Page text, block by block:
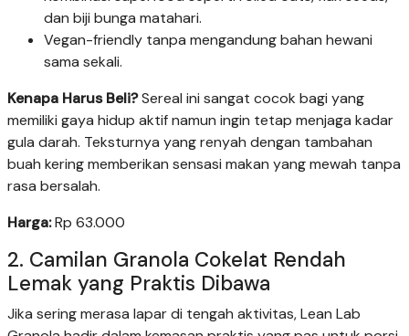
dan biji bunga matahari.
Vegan-friendly tanpa mengandung bahan hewani
sama sekali.
Kenapa Harus Beli?Sereal ini sangat cocok bagi yang
memiliki gaya hidup aktif namun ingin tetap menjaga kadar
gula darah. Teksturnya yang renyah dengan tambahan
buah kering memberikan sensasi makan yang mewah tanpa
rasa bersalah.
Harga:Rp 63.000
2. Camilan Granola Cokelat Rendah
Lemak yang Praktis Dibawa
Jika sering merasa lapar di tengah aktivitas, Lean Lab